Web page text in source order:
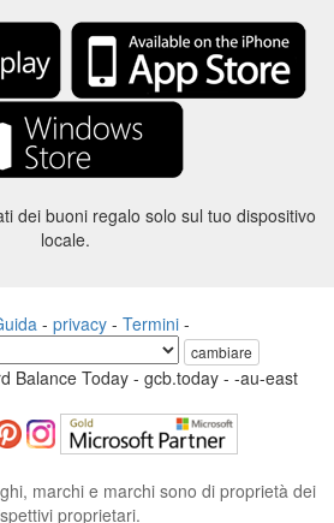
dei buoni regalo solo sul tuo dispositivo
locale.
- privacy - Termini -
cambiare
Balance Today - gcb.today - -au-east
marchi e marchi sono di proprietà dei
proprietari.